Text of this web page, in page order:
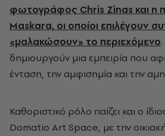
φωτογράφος Chris Zinas και η
Maskara, οι οποίοι επιλέγουν
«μαλακώσουν» το περιεχόμενο
δημιουργούν μια εμπειρία που
ένταση, την αμφισημία και την
Καθοριστικό ρόλο παίζει και ο
Domatio Art Space, με την